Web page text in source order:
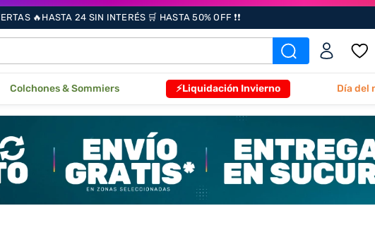
🔥HASTA 24 SIN INTERÉS 🛒 HASTA 50% OFF ❗❗
Colchones & Sommiers ⚡Liquidación Invierno Día del